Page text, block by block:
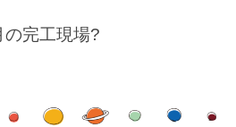
の完工現場?